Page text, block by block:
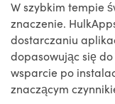
W szybkim tempie
znaczenie.
dostarczaniu
dopasowując się
wsparcie po
znaczącym